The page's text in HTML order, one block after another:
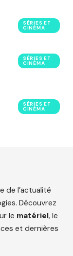
SÉRIES ET
CINÉMA
SÉRIES ET
CINÉMA
SÉRIES ET
CINÉMA
de l’actualité
Découvrez
le matériel, le
et dernières